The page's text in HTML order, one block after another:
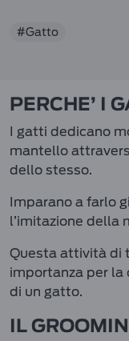
#Gatto
PERCHE’ I
I gatti dedicano
mantello
dello stesso.
Imparano a farlo
l’imitazione della
Questa attività di
importanza per la
di un gatto.
IL